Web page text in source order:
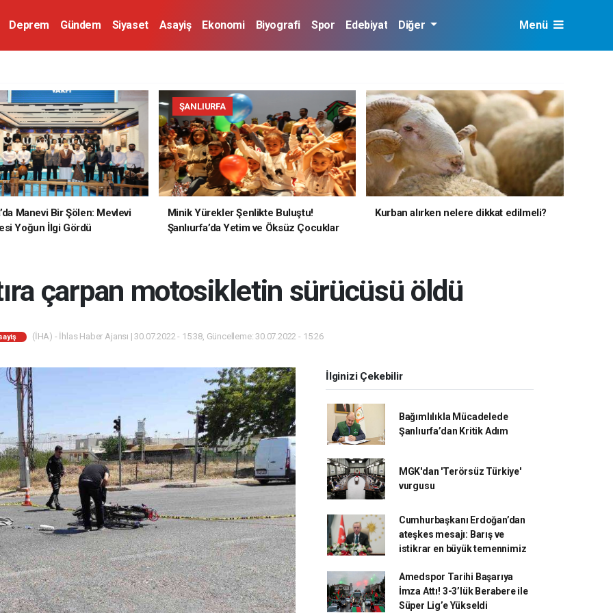
Deprem Gündem Siyaset Asayiş Ekonomi Biyografi Spor Edebiyat Diğer Menü
Manevi Bir Şölen: Mevlevi
Yoğun İlgi Gördü
ŞANLIURFA
Minik Yürekler Şenlikte Buluştu!
Şanlıurfa’da Yetim ve Öksüz Çocuklar
Kurban alırken nelere dikkat edilmeli?
çarpan motosikletin sürücüsü öldü
(İHA) - İhlas Haber Ajansı | 30.07.2022 - 15:38, Güncelleme: 30.07.2022 - 15:26
İlginizi Çekebilir
Bağımlılıkla Mücadelede
Şanlıurfa’dan Kritik Adım
MGK'dan 'Terörsüz Türkiye'
vurgusu
Cumhurbaşkanı Erdoğan’dan
ateşkes mesajı: Barış ve
istikrar en büyük temennimiz
Amedspor Tarihi Başarıya
İmza Attı! 3-3’lük Berabere ile
Süper Lig’e Yükseldi